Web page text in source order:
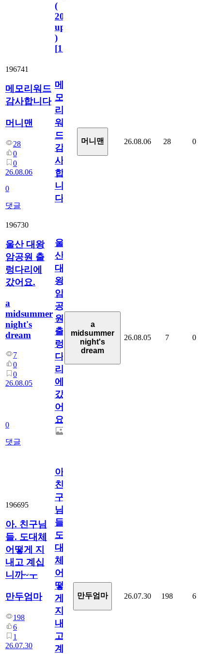
(
2023.11.1
update
)
[110
196741
메모리워드
감사합니다
머니맨
28
0
0
26.08.06
0
댓글
메
모
리
워
드
감
사
합
니
다
머니맨 26.08.06 28 0
196730
울산 대왕
암공원 출
렁다리에
갔어요.
a
midsummer
night's
dream
7
0
0
26.08.05
0
댓글
울
산
대
왕
암
공
원
출
렁
다
리
에
갔
어
요.
a
midsummer
night's
dream
26.08.05 7 0
196695
아. 친구님
들. 도대체
어떻게 지
내고 계십
니까~ㅜ
만두엄마
198
6
1
26.07.30
아.
친
구
님
들.
도
대
체
어
떻
게
지
내
고
계
만두엄마 26.07.30 198 6